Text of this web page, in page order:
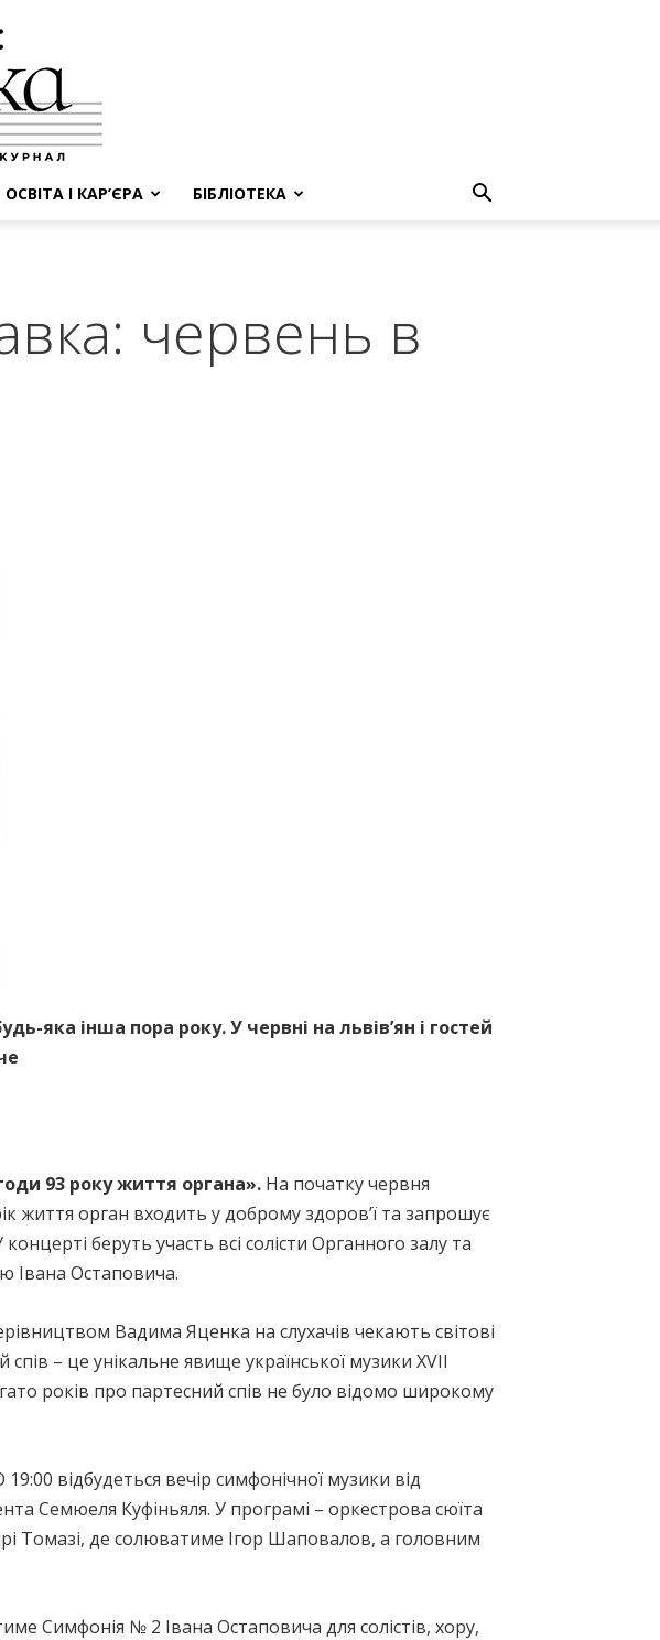
ОСВІТА І КАР’ЄРА БІБЛІОТЕКА
червень в
яка інша пора року. У червні на львівʼян і гостей
93 року життя органа». На початку червня
життя орган входить у доброму здоровʼї та запрошує
беруть участь всі солісти Органного залу та
Івана Остаповича.
Вадима Яценка на слухачів чекають світові
– це унікальне явище української музики XVII
років про партесний спів не було відомо широкому
відбудеться вечір симфонічної музики від
Семюеля Куфіньяля. У програмі – оркестрова сюїта
Томазі, де солюватиме Ігор Шаповалов, а головним
Симфонія № 2 Івана Остаповича для солістів, хору,